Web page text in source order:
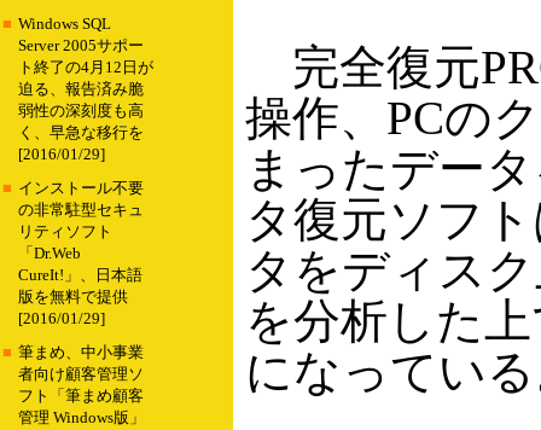
■ Windows SQL
Server 2005サポー
ト終了の4月12日が
迫る、報告済み脆
弱性の深刻度も高
く、早急な移行を
[2016/01/29]
■ インストール不要
の非常駐型セキュ
リティソフト
「Dr.Web
CureIt!」、日本語
版を無料で提供
[2016/01/29]
■ 筆まめ、中小事業
者向け顧客管理ソ
フト「筆まめ顧客
管理 Windows版」
完全復元
操作、PCの
まったデー
タ復元ソフ
タをディス
を分析した
になってい